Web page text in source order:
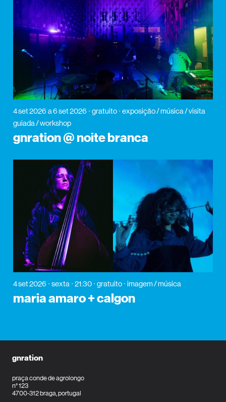
4 set 2026 a 6 set 2026 gratuito
exposição / música / visita
guiada / workshop
gnration @ noite branca
4 set 2026 sexta 21:30 gratuito imagem / música
maria amaro + calgon
gnration
praça conde de agrolongo
n° 123
4700-312 braga, portugal